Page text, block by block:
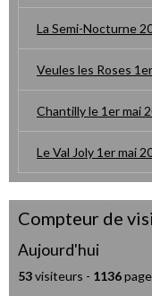
La Semi-Nocturne
Veules les Roses
Chantilly le 1er mai
Le Val Joly 1er mai
Compteur de
Aujourd'hui
53visiteurs - 1136